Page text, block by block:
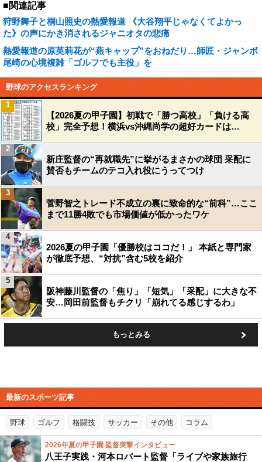
■関連記事
狩野舞子と桐山照史の熱愛報道 《大谷翔平じゃなくてよかっ
た》の声にかき消されるジャニオタの悲痛
熱愛報道の原英莉花が“燕キャップ”をおねだり…師匠・ジャンボ
尾崎の心境複雑「ゴルフでも主役」を
野球のアクセスランキング
【2026夏の甲子園】初戦で「勝つ高校」「負ける高
校」完全予想！横浜vs沖縄尚学の超好カードは…
1
新庄監督の“再就職先”に挙がるまさかの球団 采配に
賛否もチームのテコ入れ役にうってつけ
2
菅野智之トレード不成立の裏に致命的な“前科”…ここ
まで11勝4敗でも市場価値が低かったワケ
3
2026夏の甲子園「優勝校はココだ！」 本紙と専門家
が徹底予想、“対抗”含む5校を紹介
4
阪神藤川監督の「焦り」「短気」「采配」に大きな不
安…岡田前監督もチクリ「崩れてる感じするわ」
5
もっとみる
最新のスポーツ記事
野球 ゴルフ 格闘技 サッカー その他 コラム
2026年夏の甲子園 監督突撃インタビュー
八王子実践・河本ロバート監督「ライブや家族旅行